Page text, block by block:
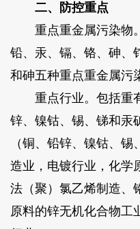
二、防控重点
重点重金属污染物。
铅、汞、镉、铬、砷、
和砷五种重点重金属污
重点行业。包括重
锌、镍钴、锡、锑和汞
（铜、铅锌、镍钴、
造业，电镀行业，化学
法（聚）氯乙烯制造、
原料的锌无机化合物工